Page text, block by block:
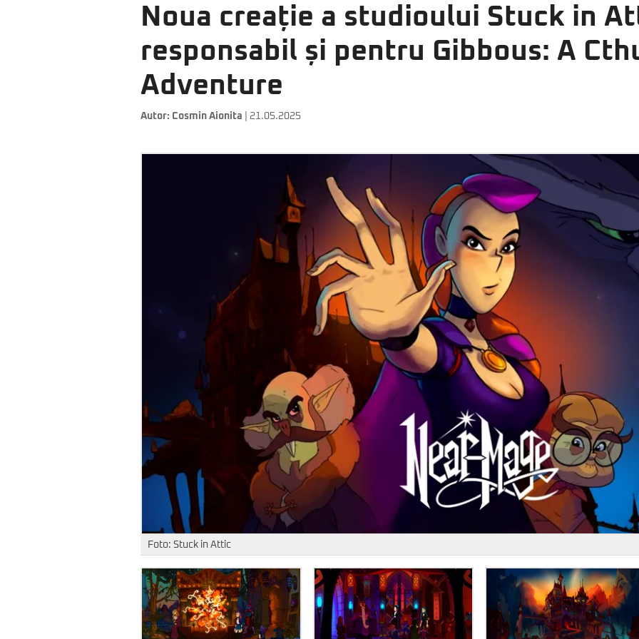
Noua creație a studioului Stuck in
responsabil și pentru Gibbous: A
Adventure
Autor: Cosmin Aionita | 21.05.2025
Foto: Stuck in Attic